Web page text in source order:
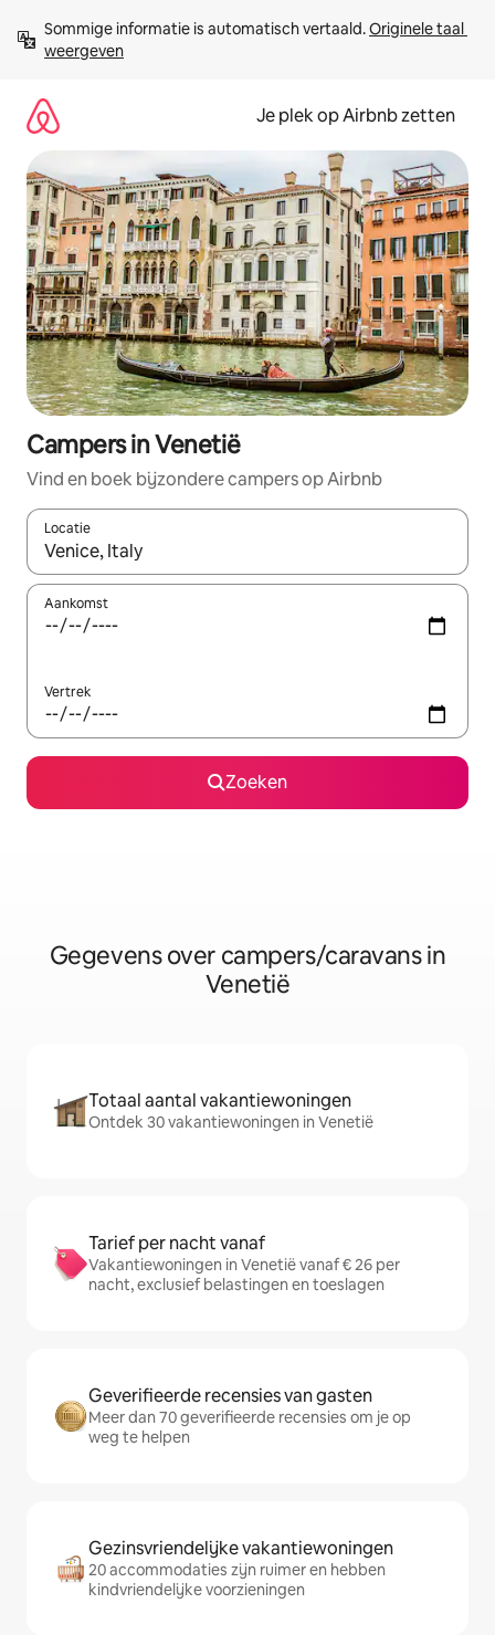
direct
naar
Sommige informatie is automatisch vertaald. Originele taal
weergeven
Je plek op Airbnb zetten
Campers in Venetië
Vind en boek bijzondere campers op Airbnb
Locatie
Wanneer er resultaten beschikbaar zijn, maak je een keuze
Aankomst
Vertrek
Zoeken
Gegevens over campers/caravans in
Venetië
Totaal aantal vakantiewoningen
Ontdek 30 vakantiewoningen in Venetië
Tarief per nacht vanaf
Vakantiewoningen in Venetië vanaf € 26 per
nacht, exclusief belastingen en toeslagen
Geverifieerde recensies van gasten
Meer dan 70 geverifieerde recensies om je op
weg te helpen
Gezinsvriendelijke vakantiewoningen
20 accommodaties zijn ruimer en hebben
kindvriendelijke voorzieningen